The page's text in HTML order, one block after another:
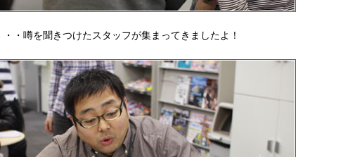
・噂を聞きつけたスタッフが集まってきましたよ！